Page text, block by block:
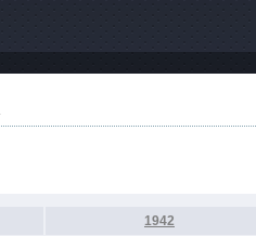
1942